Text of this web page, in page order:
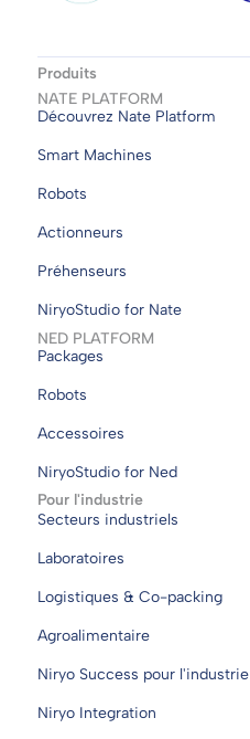
Produits
NATE PLATFORM
Découvrez Nate Platform
Smart Machines
Robots
Actionneurs
Préhenseurs
NiryoStudio for Nate
NED PLATFORM
Packages
Robots
Accessoires
NiryoStudio for Ned
Pour l'industrie
Secteurs industriels
Laboratoires
Logistiques & Co-packing
Agroalimentaire
Niryo Success pour l'industrie
Niryo Integration